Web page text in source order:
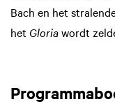
Bach en het
het Gloriawordt